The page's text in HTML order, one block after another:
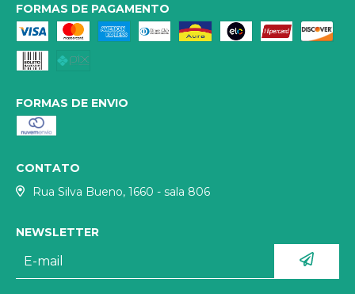
FORMAS DE PAGAMENTO
FORMAS DE ENVIO
CONTATO
Rua Silva Bueno, 1660 - sala 806
NEWSLETTER